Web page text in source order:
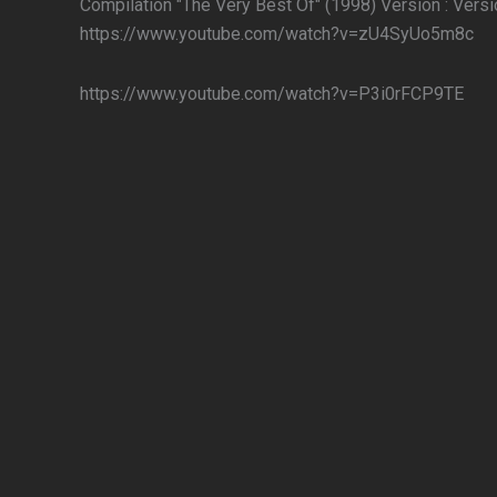
Compilation "The Very Best Of" (1998) Version :
https://www.youtube.com/watch?v=zU4SyUo5m8c
https://www.youtube.com/watch?v=P3i0rFCP9TE